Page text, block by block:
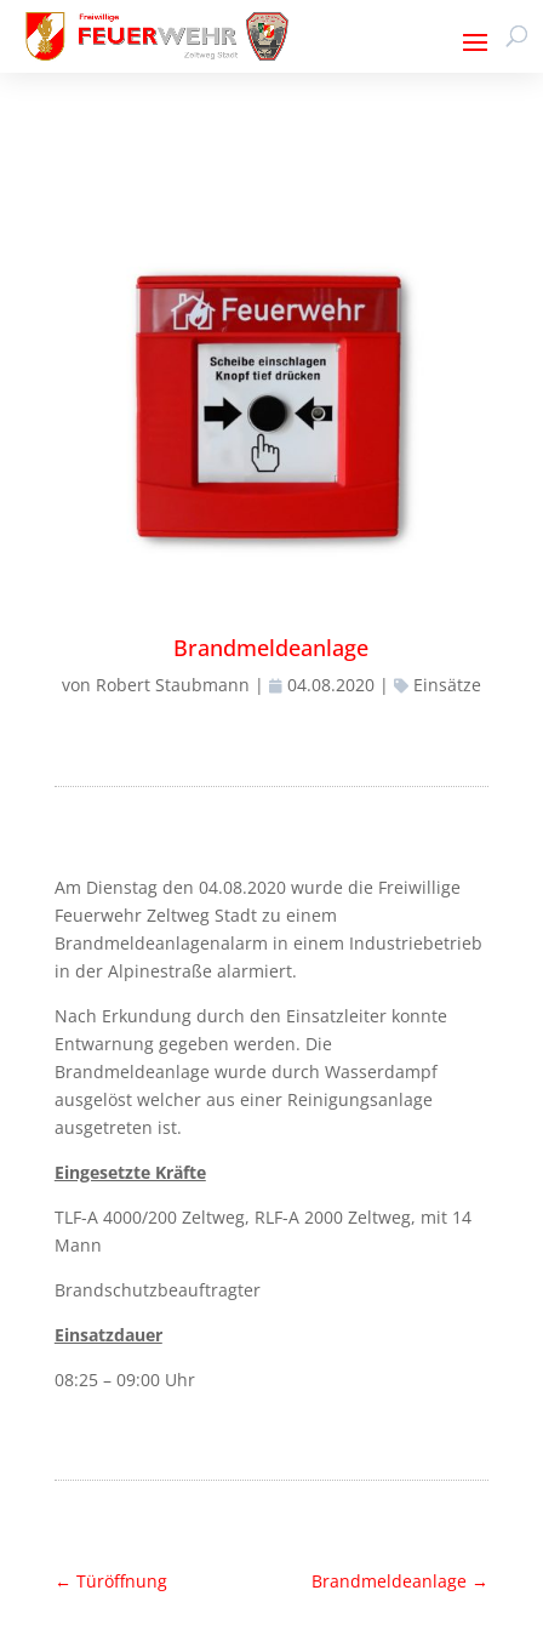
Brandmeldeanlage
von Robert Staubmann | 04.08.2020| Einsätze
Am Dienstag den 04.08.2020 wurde die Freiwillige
Feuerwehr Zeltweg Stadt zu einem
Brandmeldeanlagenalarm in einem Industriebetrieb
in der Alpinestraße alarmiert.
Nach Erkundung durch den Einsatzleiter konnte
Entwarnung gegeben werden. Die
Brandmeldeanlage wurde durch Wasserdampf
ausgelöst welcher aus einer Reinigungsanlage
ausgetreten ist.
Eingesetzte Kräfte
TLF-A 4000/200 Zeltweg, RLF-A 2000 Zeltweg, mit 14
Mann
Brandschutzbeauftragter
Einsatzdauer
08:25 – 09:00 Uhr
← Türöffnung Brandmeldeanlage →